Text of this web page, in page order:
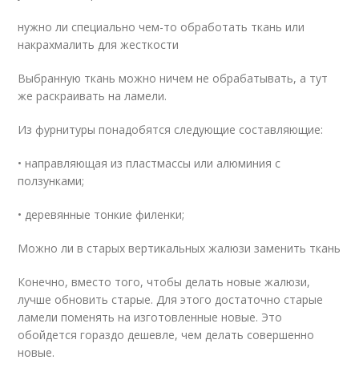
нужно ли специально чем-то обработать ткань или
накрахмалить для жесткости
Выбранную ткань можно ничем не обрабатывать, а тут
же раскраивать на ламели.
Из фурнитуры понадобятся следующие составляющие:
• направляющая из пластмассы или алюминия с
ползунками;
• деревянные тонкие филенки;
Можно ли в старых вертикальных жалюзи заменить ткань
Конечно, вместо того, чтобы делать новые жалюзи,
лучше обновить старые. Для этого достаточно старые
ламели поменять на изготовленные новые. Это
обойдется гораздо дешевле, чем делать совершенно
новые.